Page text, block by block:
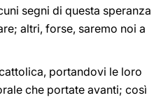
segni di questa speranza
altri, forse, saremo noi a
portandovi le loro
che portate avanti; così